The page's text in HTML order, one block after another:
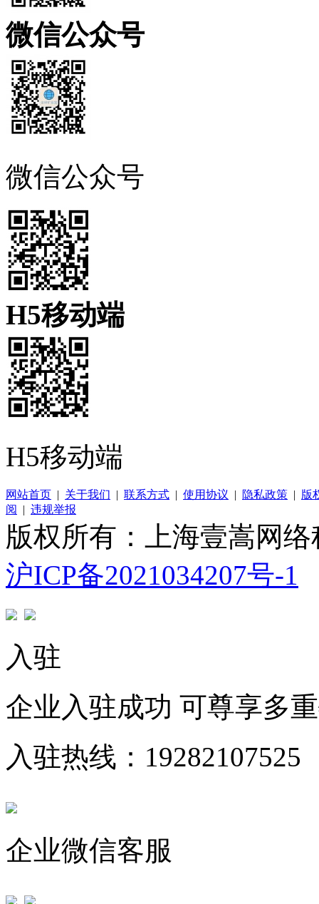
微信公众号
微信公众号
H5移动端
H5移动端
网站首页 | 关于我们 | 联系方式 | 使用协议 | 隐私政策 | 版
阅
| 违规举报
版权所有：上海壹嵩网
沪ICP备2021034207号-1
入驻
企业入驻成功 可尊享多
入驻热线：19282107525
企业微信客服